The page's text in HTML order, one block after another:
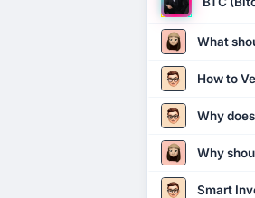
What
How to
Why
Why
Smart